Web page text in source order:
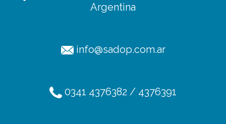
Radio SADOP
TV SADOP
Podcats
Argentina
info@sadop.com.ar
0341 4376382 / 4376391